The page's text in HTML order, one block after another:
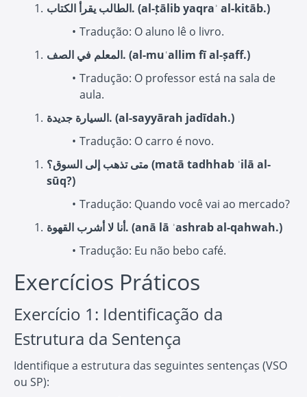
الطالب يقرأ الكتاب. (al-ṭālib yaqraʾ al-kitāb.)
Tradução: O aluno lê o livro.
المعلم في الصف. (al-muʿallim fī al-ṣaff.)
Tradução: O professor está na sala de
aula.
السيارة جديدة. (al-sayyārah jadīdah.)
Tradução: O carro é novo.
متى تذهب إلى السوق؟ (matā tadhhab ʾilā al-
sūq?)
Tradução: Quando você vai ao mercado?
أنا لا أشرب القهوة. (anā lā ʾashrab al-qahwah.)
Tradução: Eu não bebo café.
Exercícios Práticos
Exercício 1: Identificação da
Estrutura da Sentença
Identifique a estrutura das seguintes sentenças (VSO
ou SP):